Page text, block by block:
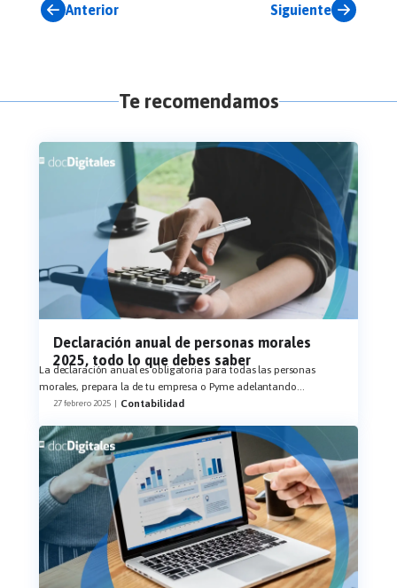
Anterior Siguiente
Te recomendamos
Declaración anual de personas morales
2025, todo lo que debes saber
La declaración anual es obligatoria para todas las personas
morales, prepara la de tu empresa o Pyme adelantando...
27 febrero 2025 Contabilidad